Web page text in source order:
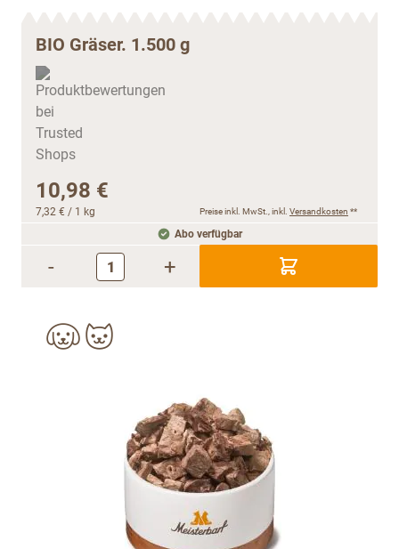
BIO Gräser. 1.500 g
10,98 €
7,32 € / 1 kg Preise inkl. MwSt., inkl. Versandkosten **
Abo verfügbar
- +